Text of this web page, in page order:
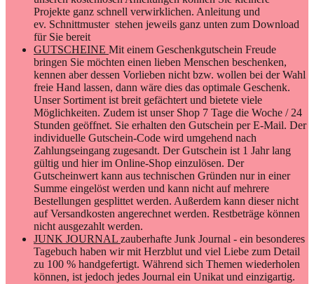
Projekte ganz schnell verwirklichen. Anleitung und
ev. Schnittmuster stehen jeweils ganz unten zum Download
für Sie bereit
GUTSCHEINE Mit einem Geschenkgutschein Freude
bringen Sie möchten einen lieben Menschen beschenken,
kennen aber dessen Vorlieben nicht bzw. wollen bei der Wahl
freie Hand lassen, dann wäre dies das optimale Geschenk.
Unser Sortiment ist breit gefächtert und bietete viele
Möglichkeiten. Zudem ist unser Shop 7 Tage die Woche / 24
Stunden geöffnet. Sie erhalten den Gutschein per E-Mail. Der
individuelle Gutschein-Code wird umgehend nach
Zahlungseingang zugesandt. Der Gutschein ist 1 Jahr lang
gültig und hier im Online-Shop einzulösen. Der
Gutscheinwert kann aus technischen Gründen nur in einer
Summe eingelöst werden und kann nicht auf mehrere
Bestellungen gesplittet werden. Außerdem kann dieser nicht
auf Versandkosten angerechnet werden. Restbeträge können
nicht ausgezahlt werden.
JUNK JOURNAL zauberhafte Junk Journal - ein besonderes
Tagebuch haben wir mit Herzblut und viel Liebe zum Detail
zu 100 % handgefertigt. Während sich Themen wiederholen
können, ist jedoch jedes Journal ein Unikat und einzigartig.